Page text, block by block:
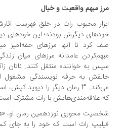
مبهم واقعیت و خیال
محبوب راث در خلق فهرست آثارش،
دیگرش بودند؛ این خود‌های دیگر را
کرد تا آنها مرز‌های حقه‌آمیز میان
عامدانه مرزهای میان زندگی
به خواننده منتقل کنند. ناتان زاکرمن،
می‌کند. 3 رمان دیگر را دیوید کپش،
علاقه‌مندی‌هایش با راث مشترک است.
محوری نوزدهمین رمان او، «
راث است که خود را به جای کسی